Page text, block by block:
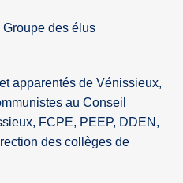
des élus
apparentés de Vénissieux,
au Conseil
FCPE, PEEP, DDEN,
des collèges de